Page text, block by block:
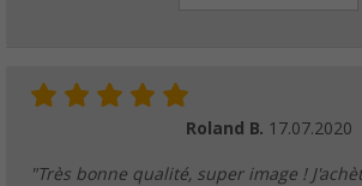
Roland B. 17.07.2020
"Très bonne qualité, super image !